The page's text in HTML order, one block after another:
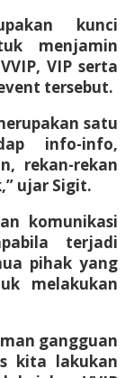
kunci
menjamin
VIP serta
tersebut.
satu
info-info,
rekan-rekan
ujar Sigit.
komunikasi
terjadi
pihak yang
melakukan
gangguan
kita lakukan